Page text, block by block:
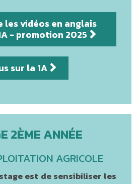
les vidéos en anglais
- promotion 2025
sur la 1A
2ÈME ANNÉE
AGRICOLE
est de sensibiliser les